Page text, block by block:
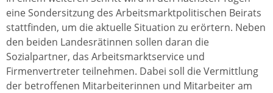
eine Sondersitzung des Arbeitsmarktpolitischen Beirats
stattfinden, um die aktuelle Situation zu erörtern. Neben
den beiden Landesrätinnen sollen daran die
Sozialpartner, das Arbeitsmarktservice und
Firmenvertreter teilnehmen. Dabei soll die Vermittlung
der betroffenen Mitarbeiterinnen und Mitarbeiter am